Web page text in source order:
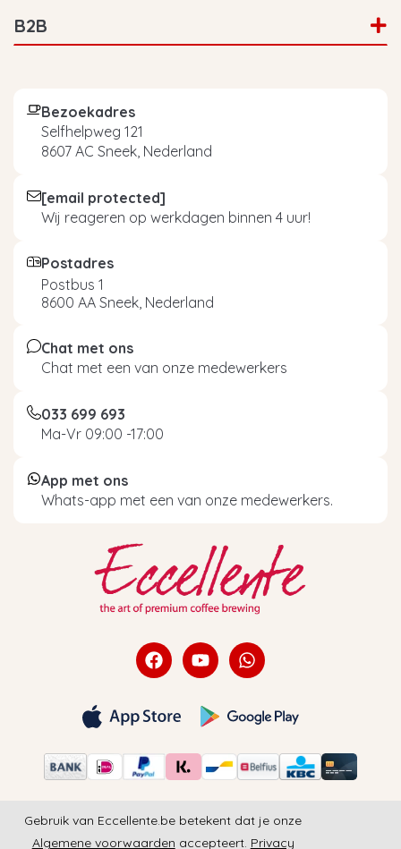
B2B
Bezoekadres
Selfhelpweg 121
8607 AC Sneek, Nederland
[email protected]
Wij reageren op werkdagen binnen 4 uur!
Postadres
Postbus 1
8600 AA Sneek, Nederland
Chat met ons
Chat met een van onze medewerkers
033 699 693
Ma-Vr 09:00 -17:00
App met ons
Whats-app met een van onze medewerkers.
Gebruik van Eccellente.be betekent dat je onze
Algemene voorwaarden accepteert. Privacy